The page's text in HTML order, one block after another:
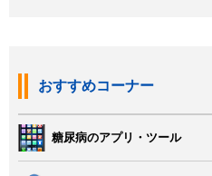
おすすめコーナー
糖尿病のアプリ・ツール